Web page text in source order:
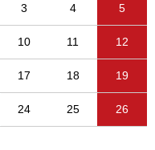
3 4 5
10 11 12
17 18 19
24 25 26